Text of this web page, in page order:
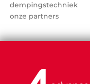
dempingstechniek
onze partners